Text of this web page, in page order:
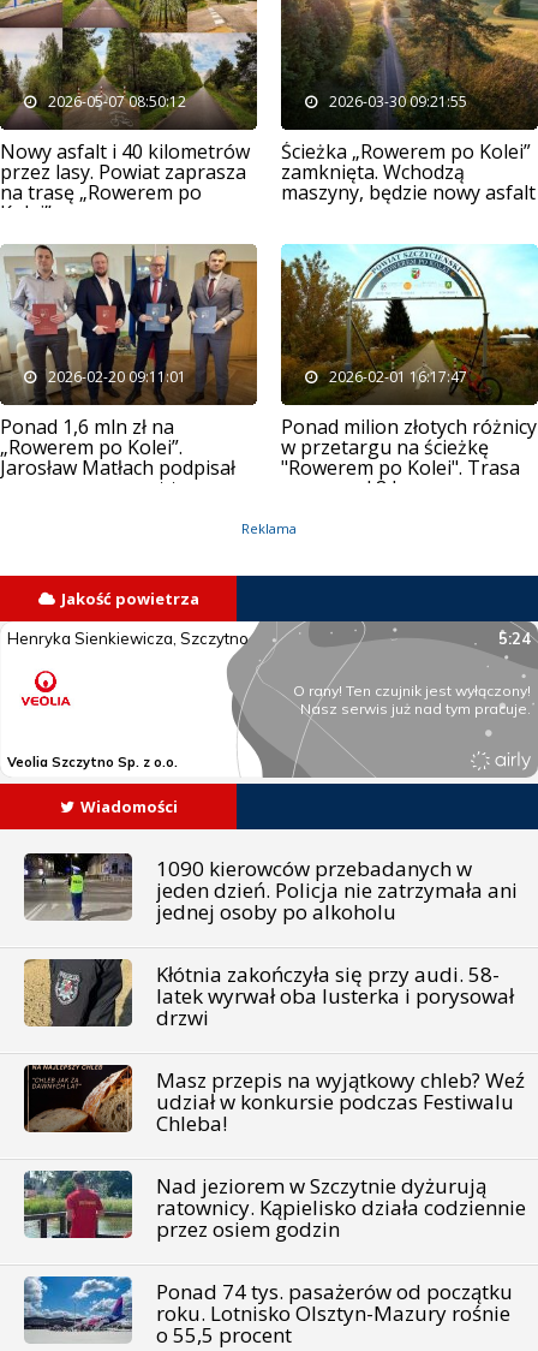
2026-05-07 08:50:12
Nowy asfalt i 40 kilometrów
przez lasy. Powiat zaprasza
na trasę „Rowerem po
Kolei”
2026-03-30 09:21:55
Ścieżka „Rowerem po Kolei”
zamknięta. Wchodzą
maszyny, będzie nowy asfalt
2026-02-20 09:11:01
Ponad 1,6 mln zł na
„Rowerem po Kolei”.
Jarosław Matłach podpisał
umowę na remont trasy
2026-02-01 16:17:47
Ponad milion złotych różnicy
w przetargu na ścieżkę
"Rowerem po Kolei". Trasa
ma ponad 8 km
Reklama
Jakość powietrza
Wiadomości
1090 kierowców przebadanych w
jeden dzień. Policja nie zatrzymała ani
jednej osoby po alkoholu
Kłótnia zakończyła się przy audi. 58-
latek wyrwał oba lusterka i porysował
drzwi
Masz przepis na wyjątkowy chleb? Weź
udział w konkursie podczas Festiwalu
Chleba!
Nad jeziorem w Szczytnie dyżurują
ratownicy. Kąpielisko działa codziennie
przez osiem godzin
Ponad 74 tys. pasażerów od początku
roku. Lotnisko Olsztyn-Mazury rośnie
o 55,5 procent